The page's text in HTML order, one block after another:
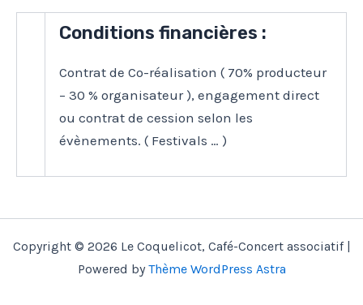
Conditions financières :
Contrat de Co-réalisation ( 70% producteur
– 30 % organisateur ), engagement direct
ou contrat de cession selon les
évènements. ( Festivals … )
Copyright © 2026 Le Coquelicot, Café-Concert associatif |
Powered byThème WordPress Astra